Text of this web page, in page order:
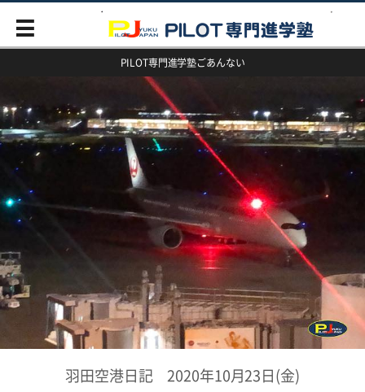
PILOT専門進学塾ごあんない
羽田空港日記 2020年10月23日(金)